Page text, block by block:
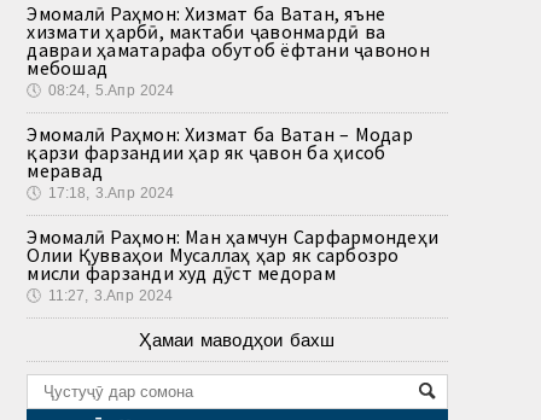
Эмомалӣ Раҳмон: Хизмат ба Ватан, яъне
хизмати ҳарбӣ, мактаби ҷавонмардӣ ва
давраи ҳаматарафа обутоб ёфтани ҷавонон
мебошад
🕔 08:24, 5.Апр 2024
Эмомалӣ Раҳмон: Хизмат ба Ватан – Модар
қарзи фарзандии ҳар як ҷавон ба ҳисоб
меравад
🕔 17:18, 3.Апр 2024
Эмомалӣ Раҳмон: Ман ҳамчун Сарфармондеҳи
Олии Қувваҳои Мусаллаҳ ҳар як сарбозро
мисли фарзанди худ дӯст медорам
🕔 11:27, 3.Апр 2024
Ҳамаи маводҳои бахш